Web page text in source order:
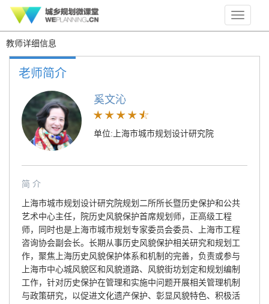
Toggle
教师详细信息
老师简介
奚文沁
单位:上海市城市规划设计研究院
简 介
上海市城市规划设计研究院规划二所所长暨历史保护和公共
艺术中心主任，院历史风貌保护首席规划师，正高级工程
师，同时也是上海市城市规划专家委员会委员、上海市工程
咨询协会副会长。长期从事历史风貌保护相关研究和规划工
作，聚焦上海历史风貌保护体系和机制的完善，负责或参与
上海市中心城风貌区和风貌道路、风貌街坊划定和规划编制
工作，针对历史保护在管理和实施中问题开展相关管理机制
与政策研究，以促进文化遗产保护、彰显风貌特色、积极活